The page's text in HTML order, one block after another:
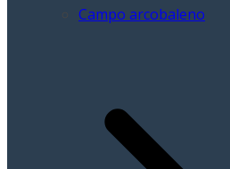
Campo arcobaleno